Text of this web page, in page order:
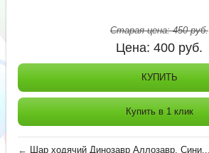
Старая цена:450руб.
Цена: 400 руб.
КУПИТЬ
Купить в 1 клик
← Шар ходячий Динозавр Аллозавр, Сини...